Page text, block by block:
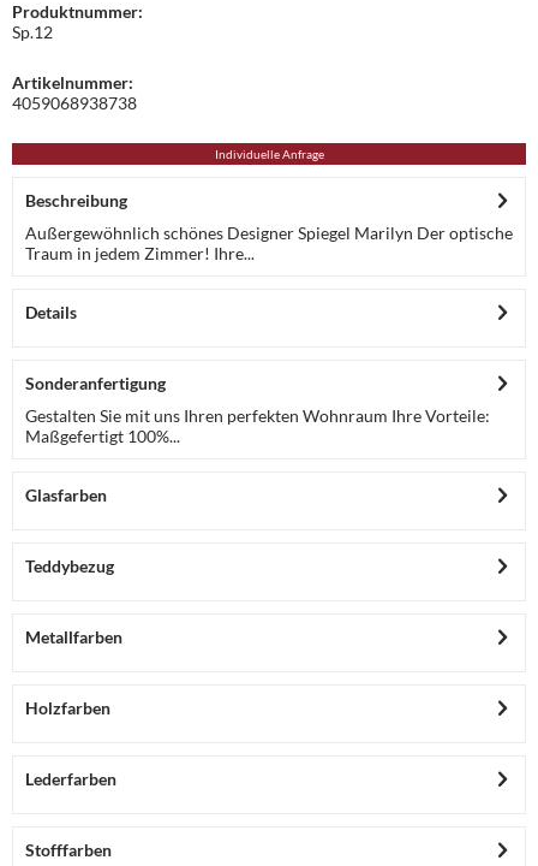
Produktnummer:
Sp.12
Artikelnummer:
4059068938738
Individuelle Anfrage
Beschreibung
Außergewöhnlich schönes Designer Spiegel Marilyn Der optische
Traum in jedem Zimmer! Ihre...
Details
Sonderanfertigung
Gestalten Sie mit uns Ihren perfekten Wohnraum Ihre Vorteile:
Maßgefertigt 100%...
Glasfarben
Teddybezug
Metallfarben
Holzfarben
Lederfarben
Stofffarben